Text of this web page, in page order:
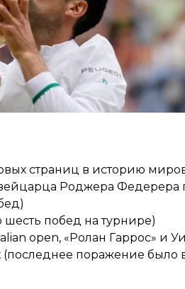
страниц в историю
Роджера Федерера
побед на турнире)
open, «Ролан Гаррос» и
поражение было